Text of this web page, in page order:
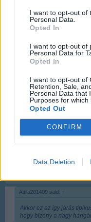
I want to opt-out of
Personal Data.
Opted In
I want to opt-out of
Personal Data for
Opted In
I want to opt-out of
Retention, Sale,
Personal Data that
Purposes for which
Opted Out
CONFIRM
Data Deletion
Anyakatalikes this.
gábor
User
tud nekem mondani
küldeni 95 helikoptert
Oct 1, 2017
Attila201409 like
Attila201409 said: ↑
Akkor ez az így járás
hogy bizony a nagy